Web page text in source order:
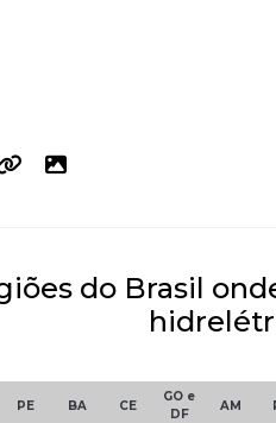
do Brasil
PE BA CE
GO e
DF
AM